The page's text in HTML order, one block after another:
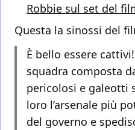
Robbie sul set del
Questa la sinossi del
È bello essere
squadra composta
pericolosi e galeotti
loro l’arsenale più
del governo e